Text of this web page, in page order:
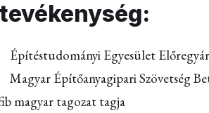
Egyesület
Építőanyagipari Szövetség
tagozat tagja